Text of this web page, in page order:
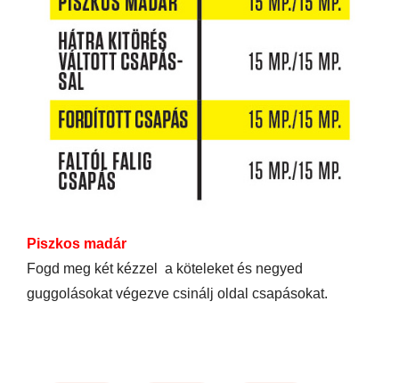
Piszkos madár
Fogd meg két kézzel
a köteleket és negyed
guggolásokat végezve csinálj oldal csapásokat.